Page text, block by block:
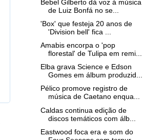
Bebel Gilberto dá voz à música
de Luiz Bonfá no se...
'Box' que festeja 20 anos de
'Division bell' fica ...
Amabis encorpa o 'pop
florestal' de Tulipa em remi...
Elba grava Science e Edson
Gomes em álbum produzid...
Pélico promove registro de
música de Caetano enqua...
Caldas continua edição de
discos temáticos com álb...
Eastwood foca era e som do